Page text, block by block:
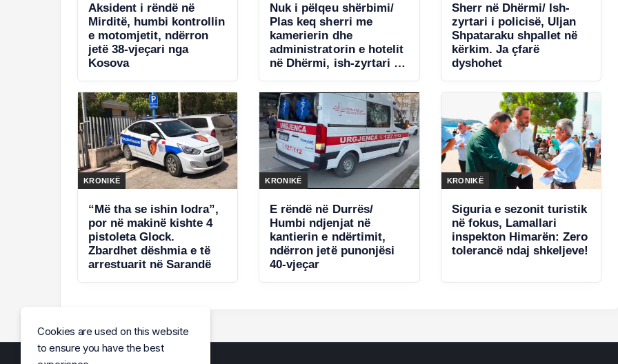
Aksident i rëndë në
Mirditë, humbi kontrollin
e motomjetit, ndërron
jetë 38-vjeçari nga
Kosova
Nuk i pëlqeu shërbimi/
Plas keq sherri me
kamerierin dhe
administratorin e hotelit
në Dhërmi, ish-zyrtari i
jetë. Shpallet në kërkim
Sherr në Dhërmi/ Ish-
zyrtari i policisë, Uljan
Shpataraku shpallet në
kërkim. Ja çfarë
dyshohet
KRONIKË
“Më tha se ishin lodra”,
por në makinë kishte 4
pistoleta Glock.
Zbardhet dëshmia e të
arrestuarit në Sarandë
KRONIKË
E rëndë në Durrës/
Humbi ndjenjat në
kantierin e ndërtimit,
ndërron jetë punonjësi
40-vjeçar
KRONIKË
Siguria e sezonit turistik
në fokus, Lamallari
inspekton Himarën: Zero
tolerancë ndaj shkeljeve!
Cookies are used on this website
to ensure you have the best